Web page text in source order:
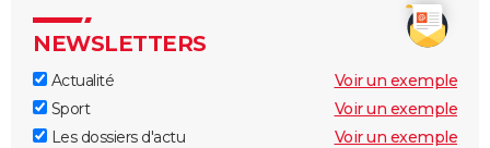
NEWSLETTERS
Actualité
Voir un exemple
Sport
Voir un exemple
Les dossiers d'actu
Voir un exemple